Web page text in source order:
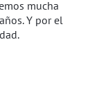
mucha
Y por el